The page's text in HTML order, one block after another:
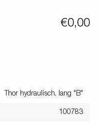
€0,00
Thor hydraulisch, lang "B"
100783